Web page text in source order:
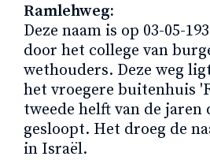
Ramlehweg:
Deze naam is op 03-05-
door het college van
wethouders. Deze weg
het vroegere buitenhuis
tweede helft van de
gesloopt. Het droeg de
in Israël.